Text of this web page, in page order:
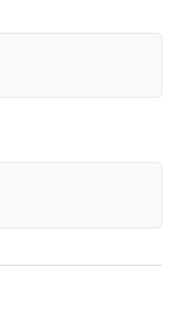
-Tests für Ihre